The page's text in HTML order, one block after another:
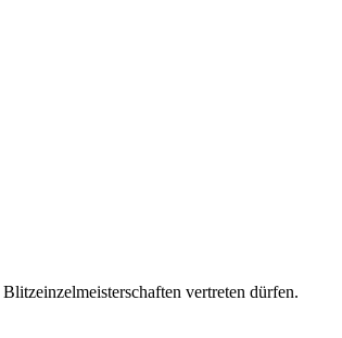
vertreten dürfen.